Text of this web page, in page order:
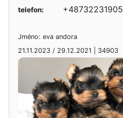
Jméno: eva andora
21.11.2023 / 29.12.2021 | 34903
telefon: +48732231905